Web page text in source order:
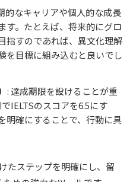
的なキャリアや個人的な成長
す。たとえば、将来的にグロ
指すのであれば、異文化理解
を目標に組み込むと良いでし
: 達成期限を設けることが重
IELTSのスコアを6.5にす
明確にすることで、行動に具
たステップを明確にし、留